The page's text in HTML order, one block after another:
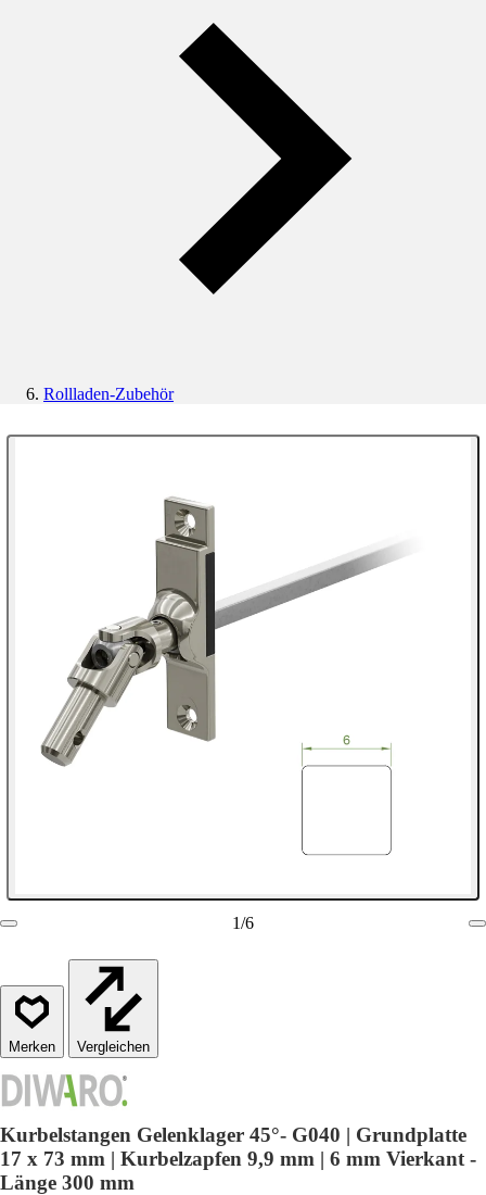
Rollladen-Zubehör
1/6
Vergleichen
Kurbelstangen Gelenklager 45°- G040 | Grundplatte
17 x 73 mm | Kurbelzapfen 9,9 mm | 6 mm Vierkant -
Länge 300 mm